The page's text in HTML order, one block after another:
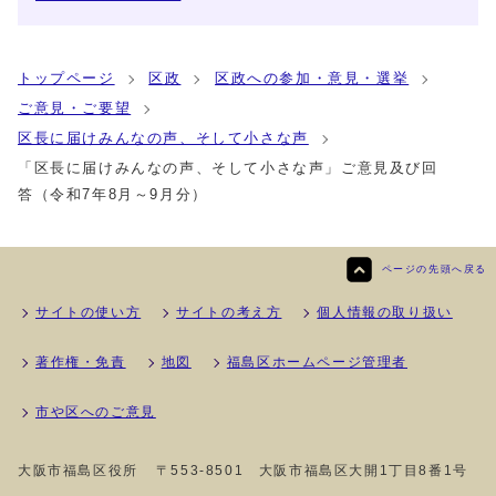
トップページ 区政
区政への参加・意見・選挙
ご意見・ご要望
区長に届けみんなの声、そして小さな声
「区長に届けみんなの声、そして小さな声」ご意見及び回
答（令和7年8月～9月分）
ページの先頭へ戻る
サイトの使い方 サイトの考え方 個人情報の取り扱い
著作権・免責 地図 福島区ホームページ管理者
市や区へのご意見
大阪市福島区役所 〒553-8501 大阪市福島区大開1丁目8番1号